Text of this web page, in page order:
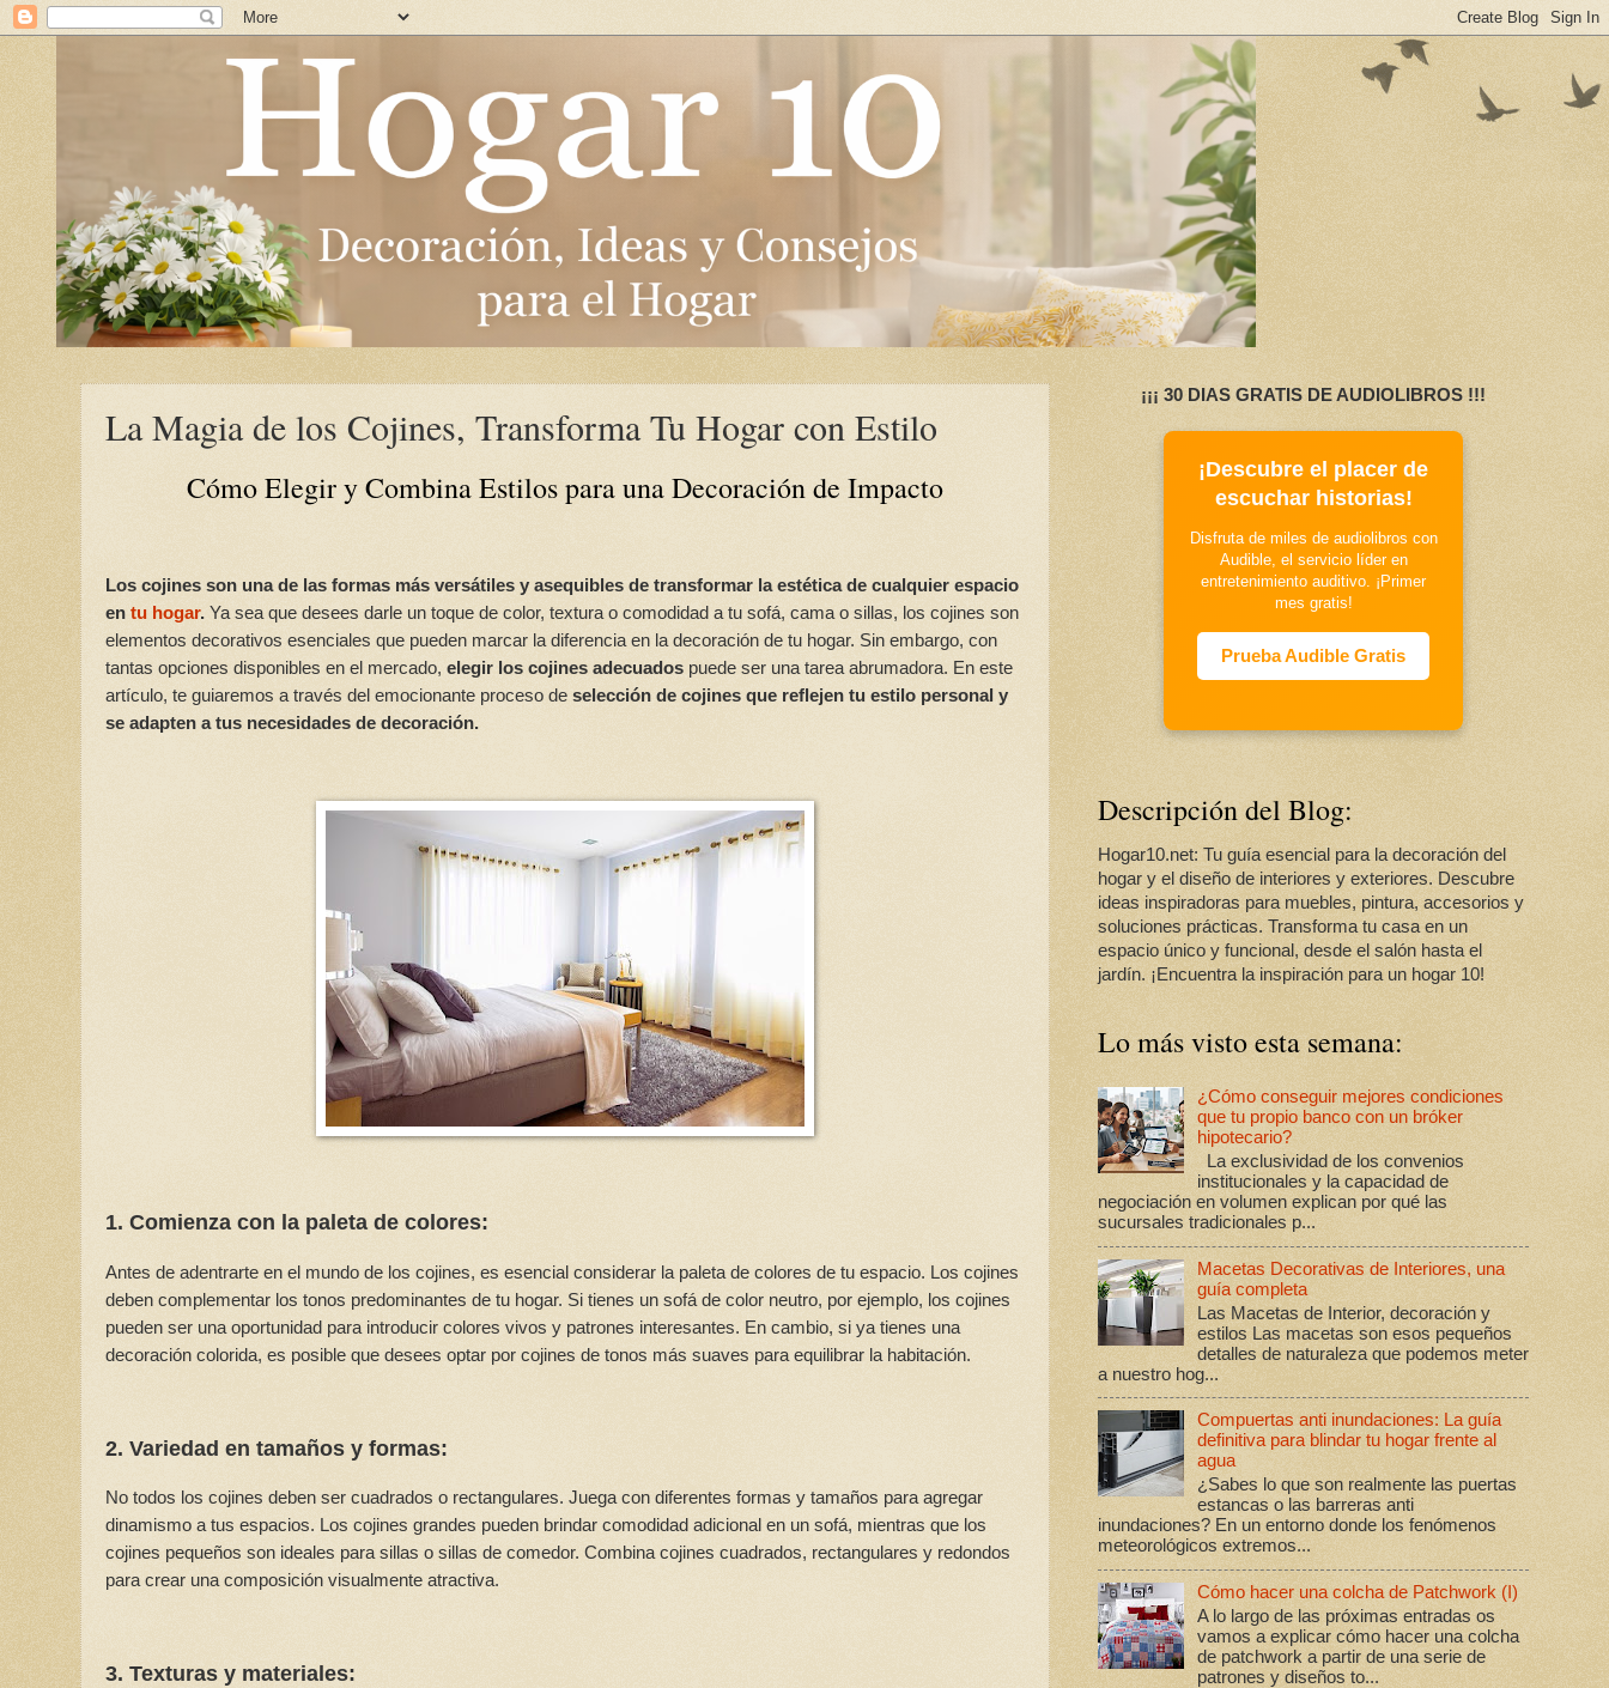
La Magia de los Cojines, Transforma Tu Hogar con Estilo
Cómo Elegir y Combina Estilos para una Decoración de Impacto
Los cojines son una de las formas más versátiles y asequibles de transformar la estética de cualquier espacio
en tu hogar. Ya sea que desees darle un toque de color, textura o comodidad a tu sofá, cama o sillas, los cojines son
elementos decorativos esenciales que pueden marcar la diferencia en la decoración de tu hogar. Sin embargo, con
tantas opciones disponibles en el mercado, elegir los cojines adecuados puede ser una tarea abrumadora. En este
artículo, te guiaremos a través del emocionante proceso de selección de cojines que reflejen tu estilo personal y
se adapten a tus necesidades de decoración.
1. Comienza con la paleta de colores:
Antes de adentrarte en el mundo de los cojines, es esencial considerar la paleta de colores de tu espacio. Los cojines
deben complementar los tonos predominantes de tu hogar. Si tienes un sofá de color neutro, por ejemplo, los cojines
pueden ser una oportunidad para introducir colores vivos y patrones interesantes. En cambio, si ya tienes una
decoración colorida, es posible que desees optar por cojines de tonos más suaves para equilibrar la habitación.
2. Variedad en tamaños y formas:
No todos los cojines deben ser cuadrados o rectangulares. Juega con diferentes formas y tamaños para agregar
dinamismo a tus espacios. Los cojines grandes pueden brindar comodidad adicional en un sofá, mientras que los
cojines pequeños son ideales para sillas o sillas de comedor. Combina cojines cuadrados, rectangulares y redondos
para crear una composición visualmente atractiva.
3. Texturas y materiales:
¡¡¡ 30 DIAS GRATIS DE AUDIOLIBROS !!!
¡Descubre el placer de
escuchar historias!
Disfruta de miles de audiolibros con
Audible, el servicio líder en
entretenimiento auditivo. ¡Primer
mes gratis!
Prueba Audible Gratis
Descripción del Blog:
Hogar10.net: Tu guía esencial para la decoración del
hogar y el diseño de interiores y exteriores. Descubre
ideas inspiradoras para muebles, pintura, accesorios y
soluciones prácticas. Transforma tu casa en un
espacio único y funcional, desde el salón hasta el
jardín. ¡Encuentra la inspiración para un hogar 10!
Lo más visto esta semana:
¿Cómo conseguir mejores condiciones
que tu propio banco con un bróker
hipotecario?
La exclusividad de los convenios
institucionales y la capacidad de
negociación en volumen explican por qué las
sucursales tradicionales p...
Macetas Decorativas de Interiores, una
guía completa
Las Macetas de Interior, decoración y
estilos Las macetas son esos pequeños
detalles de naturaleza que podemos meter
a nuestro hog...
Compuertas anti inundaciones: La guía
definitiva para blindar tu hogar frente al
agua
¿Sabes lo que son realmente las puertas
estancas o las barreras anti
inundaciones? En un entorno donde los fenómenos
meteorológicos extremos...
Cómo hacer una colcha de Patchwork (I)
A lo largo de las próximas entradas os
vamos a explicar cómo hacer una colcha
de patchwork a partir de una serie de
patrones y diseños to...